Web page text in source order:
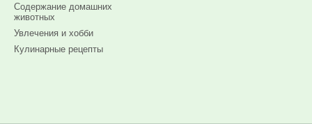
Содержание домашних
животных
Увлечения и хобби
Кулинарные рецепты